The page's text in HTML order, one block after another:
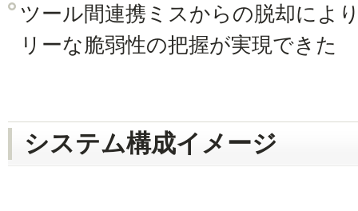
ツール間連携ミスからの脱却によ
リーな脆弱性の把握が実現できた
システム構成イメージ